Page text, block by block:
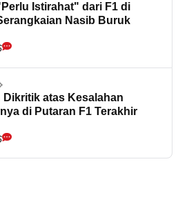
Istirahat" dari F1 di
Nasib Buruk
Dikritik atas Kesalahan
di Putaran F1 Terakhir